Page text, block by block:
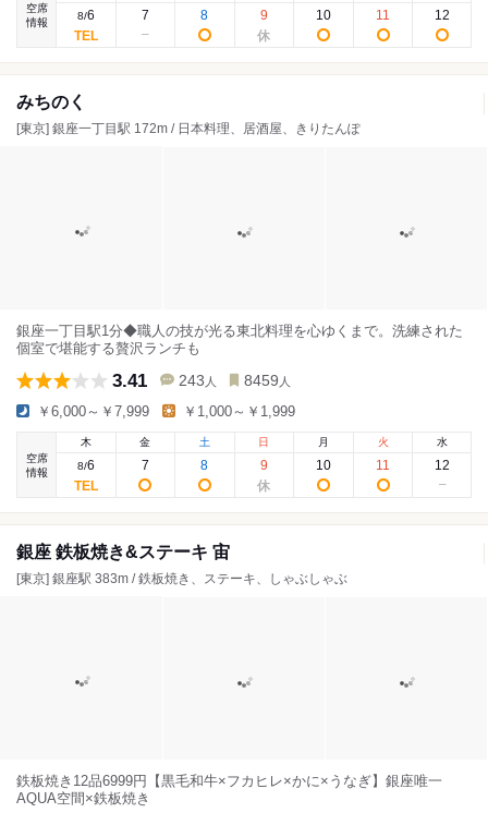
空席
情報
8/6 7 8 9 10 11 12
みちのく
[東京] 銀座一丁目駅 172m / 日本料理、居酒屋、きりたんぽ
銀座一丁目駅1分◆職人の技が光る東北料理を心ゆくまで。洗練された
個室で堪能する贅沢ランチも
3.41 243 人 8459 人
￥6,000～￥7,999 ￥1,000～￥1,999
空席
情報
木
8/6
金
7
土
8
日
9
月
10
火
11
水
12
銀座 鉄板焼き&ステーキ 宙
[東京] 銀座駅 383m / 鉄板焼き、ステーキ、しゃぶしゃぶ
鉄板焼き12品6999円【黒毛和牛×フカヒレ×かに×うなぎ】銀座唯一
AQUA空間×鉄板焼き